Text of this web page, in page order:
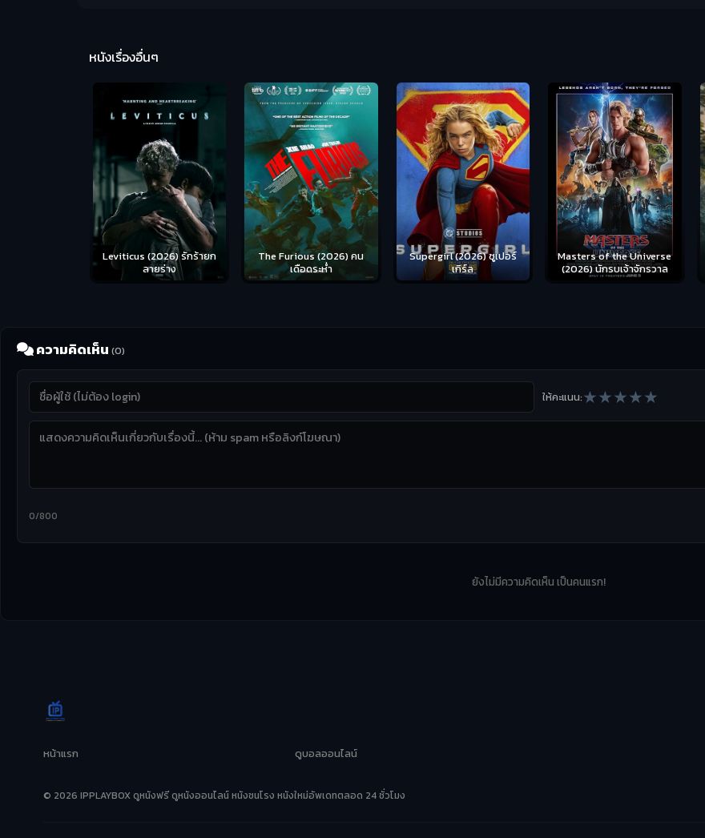
หนังเรื่องอื่นๆ
Leviticus (2026) รักร้ายก
ลายร่าง
The Furious (2026) คน
เดือดระห่ำ
Supergirl (2026) ซูเปอร์
เกิร์ล
Masters of the Universe
(2026) นักรบเจ้าจักรวาล
ความคิดเห็น (0)
ให้คะแนน:★★★★★
0/800
ยังไม่มีความคิดเห็น เป็นคนแรก!
หน้าแรก ดูบอลออนไลน์
© 2026 IPPLAYBOX ดูหนังฟรี ดูหนังออนไลน์ หนังชนโรง หนังใหม่อัพเดทตลอด 24 ชั่วโมง